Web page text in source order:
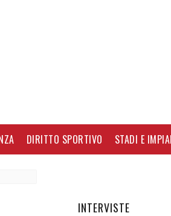
DIRITTO SPORTIVO STADI E
INTERVISTE